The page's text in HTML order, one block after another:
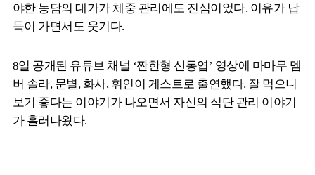
야한 농담의 대가가 체중 관리에도 진심이었다. 이유가 납
득이 가면서도 웃기다.
8일 공개된 유튜브 채널 ‘짠한형 신동엽’ 영상에 마마무 멤
버 솔라, 문별, 화사, 휘인이 게스트로 출연했다. 잘 먹으니
보기 좋다는 이야기가 나오면서 자신의 식단 관리 이야기
가 흘러나왔다.